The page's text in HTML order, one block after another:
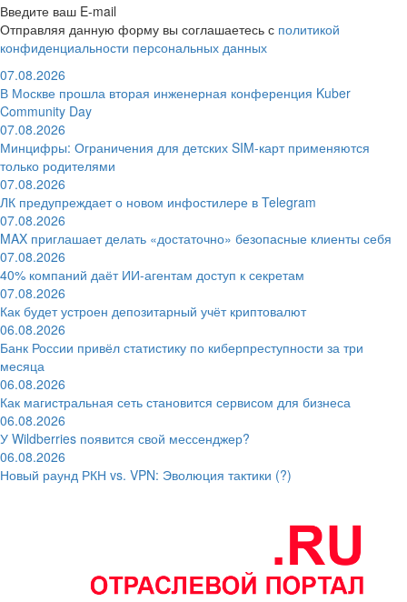
Введите ваш E-mail
Отправляя данную форму вы соглашаетесь с политикой
конфиденциальности персональных данных
07.08.2026
В Москве прошла вторая инженерная конференция Kuber
Community Day
07.08.2026
Минцифры: Ограничения для детских SIM-карт применяются
только родителями
07.08.2026
ЛК предупреждает о новом инфостилере в Telegram
07.08.2026
MAX приглашает делать «достаточно» безопасные клиенты себя
07.08.2026
40% компаний даёт ИИ‑агентам доступ к секретам
07.08.2026
Как будет устроен депозитарный учёт криптовалют
06.08.2026
Банк России привёл статистику по киберпреступности за три
месяца
06.08.2026
Как магистральная сеть становится сервисом для бизнеса
06.08.2026
У Wildberries появится свой мессенджер?
06.08.2026
Новый раунд РКН vs. VPN: Эволюция тактики (?)